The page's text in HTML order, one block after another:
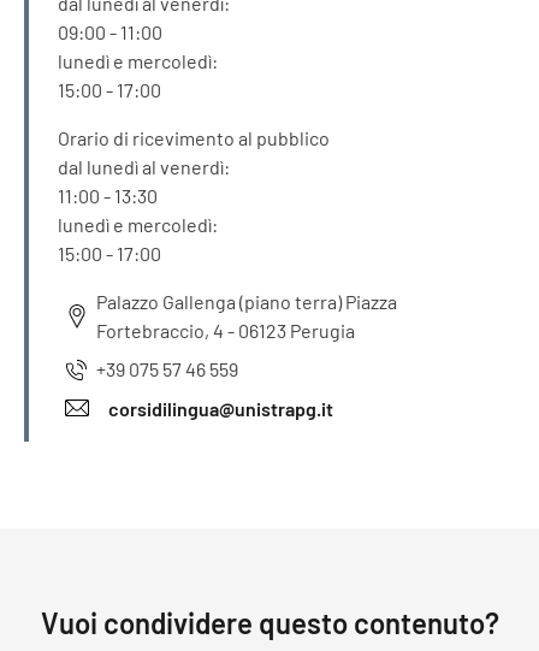
09:00 - 11:00
lunedì e mercoledì:
15:00 - 17:00
Orario di ricevimento al pubblico
dal lunedì al venerdì:
11:00 - 13:30
lunedì e mercoledì:
15:00 - 17:00
Palazzo Gallenga (piano terra) Piazza
Fortebraccio, 4 - 06123 Perugia
+39 075 57 46 559
corsidilingua@unistrapg.it
Vuoi condividere questo contenuto?